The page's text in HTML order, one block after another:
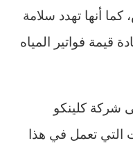
أنها تهدد سلامة
قيمة فواتير المياه
شركة كلينكو
التي تعمل في هذا